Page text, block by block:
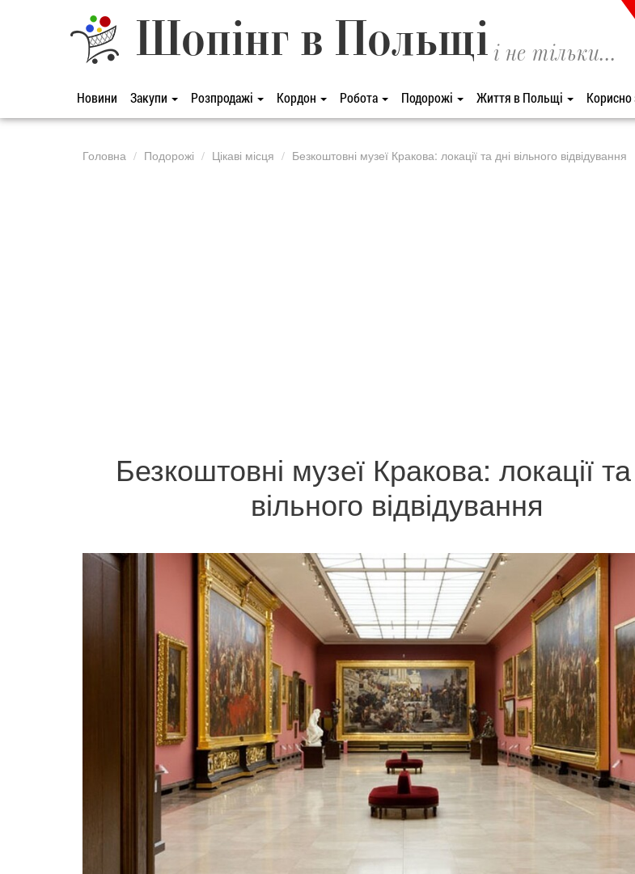
Шопінг в Польщі і не тільки...
Новини Закупи Розпродажі Кордон Робота Подорожі Життя в Польщі Корисно
Головна Подорожі Цікаві місця Безкоштовні музеї Кракова: локації та дні вільного відвідування
Безкоштовні музеї Кракова: локації та
вільного відвідування